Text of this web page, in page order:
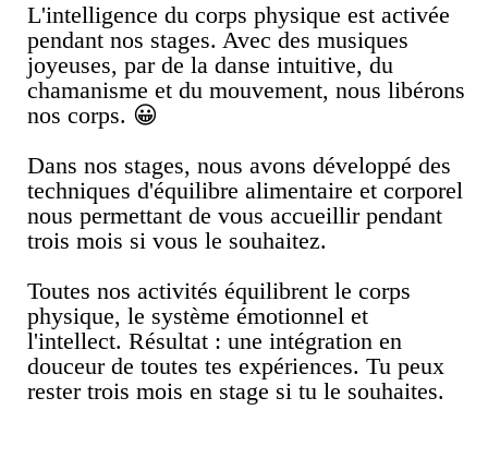
L'intelligence du corps physique est activée
pendant nos stages. Avec des musiques
joyeuses, par de la danse intuitive, du
chamanisme et du mouvement, nous libérons
nos corps. 😀
Dans nos stages, nous avons développé des
techniques d'équilibre alimentaire et corporel
nous permettant de vous accueillir pendant
trois mois si vous le souhaitez.
Toutes nos activités équilibrent le corps
physique, le système émotionnel et
l'intellect. Résultat : une intégration en
douceur de toutes tes expériences. Tu peux
rester trois mois en stage si tu le souhaites.